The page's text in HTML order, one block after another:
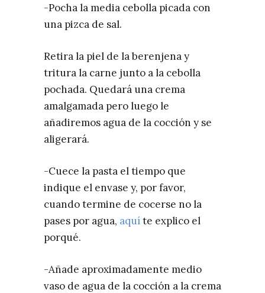
-Pocha la media cebolla picada con
una pizca de sal.
Retira la piel de la berenjena y
tritura la carne junto a la cebolla
pochada. Quedará una crema
amalgamada pero luego le
añadiremos agua de la cocción y se
aligerará.
-Cuece la pasta el tiempo que
indique el envase y, por favor,
cuando termine de cocerse no la
pases por agua, aquíte explico el
porqué.
-Añade aproximadamente medio
vaso de agua de la cocción a la crema